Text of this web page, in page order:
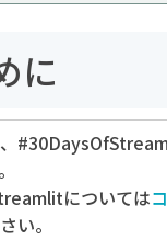
に
については
い。